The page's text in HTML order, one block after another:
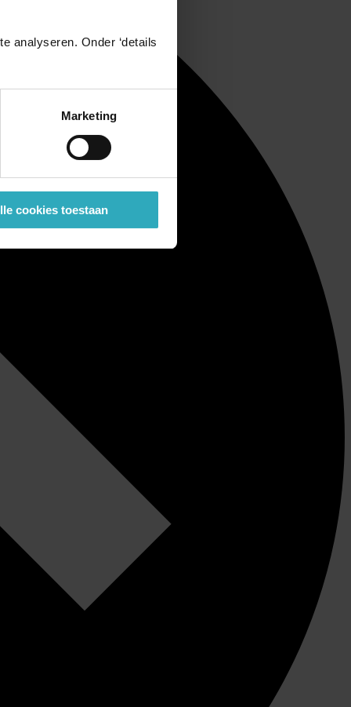
analyseren. Onder ‘details
Marketing
cookies toestaan